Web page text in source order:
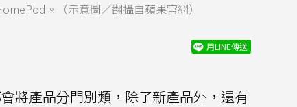
。（示意圖／翻攝自蘋果官網）
用LINE傳送
將產品分門別類，除了新產品外，還有